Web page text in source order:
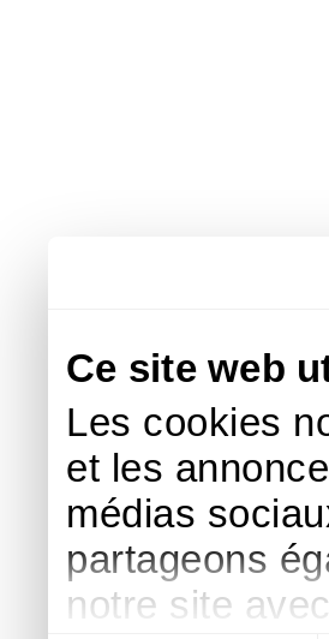
Ce site web
Les cookies
et les
médias
partageons
notre site